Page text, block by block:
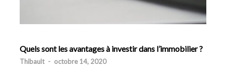
Quels sont les avantages à investir dans l’immobilier ?
Thibault - octobre 14, 2020